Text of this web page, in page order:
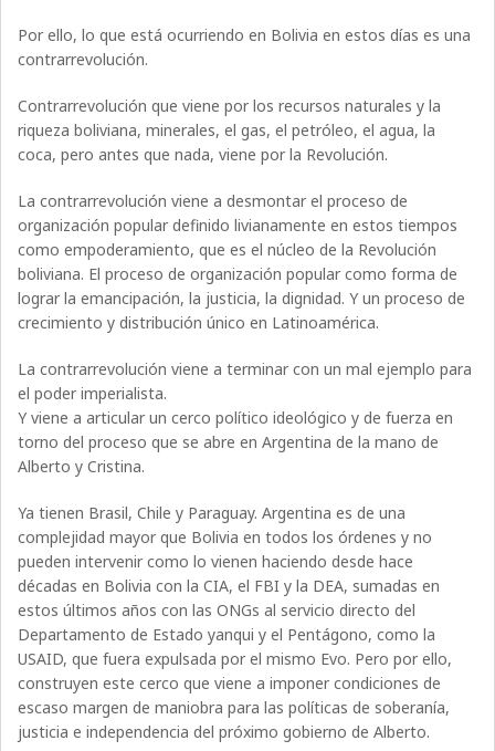
Por ello, lo que está ocurriendo en Bolivia en estos días es una
contrarrevolución.
Contrarrevolución que viene por los recursos naturales y la
riqueza boliviana, minerales, el gas, el petróleo, el agua, la
coca, pero antes que nada, viene por la Revolución.
La contrarrevolución viene a desmontar el proceso de
organización popular definido livianamente en estos tiempos
como empoderamiento, que es el núcleo de la Revolución
boliviana. El proceso de organización popular como forma de
lograr la emancipación, la justicia, la dignidad. Y un proceso de
crecimiento y distribución único en Latinoamérica.
La contrarrevolución viene a terminar con un mal ejemplo para
el poder imperialista.
Y viene a articular un cerco político ideológico y de fuerza en
torno del proceso que se abre en Argentina de la mano de
Alberto y Cristina.
Ya tienen Brasil, Chile y Paraguay. Argentina es de una
complejidad mayor que Bolivia en todos los órdenes y no
pueden intervenir como lo vienen haciendo desde hace
décadas en Bolivia con la CIA, el FBI y la DEA, sumadas en
estos últimos años con las ONGs al servicio directo del
Departamento de Estado yanqui y el Pentágono, como la
USAID, que fuera expulsada por el mismo Evo. Pero por ello,
construyen este cerco que viene a imponer condiciones de
escaso margen de maniobra para las políticas de soberanía,
justicia e independencia del próximo gobierno de Alberto.